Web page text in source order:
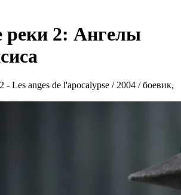
реки 2: Ангелы
- Les anges de l'apocalypse / 2004 / боевик,